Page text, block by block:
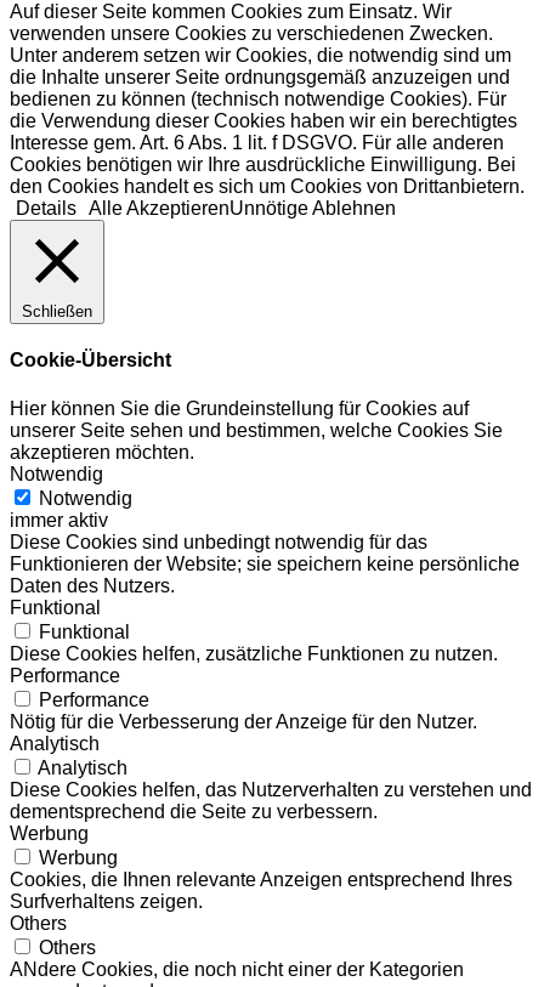
Auf dieser Seite kommen Cookies zum Einsatz. Wir
verwenden unsere Cookies zu verschiedenen Zwecken.
Unter anderem setzen wir Cookies, die notwendig sind um
die Inhalte unserer Seite ordnungsgemäß anzuzeigen und
bedienen zu können (technisch notwendige Cookies). Für
die Verwendung dieser Cookies haben wir ein berechtigtes
Interesse gem. Art. 6 Abs. 1 lit. f DSGVO. Für alle anderen
Cookies benötigen wir Ihre ausdrückliche Einwilligung. Bei
den Cookies handelt es sich um Cookies von Drittanbietern.
Details Alle AkzeptierenUnnötige Ablehnen
Schließen
Cookie-Übersicht
Hier können Sie die Grundeinstellung für Cookies auf
unserer Seite sehen und bestimmen, welche Cookies Sie
akzeptieren möchten.
Notwendig
Notwendig
immer aktiv
Diese Cookies sind unbedingt notwendig für das
Funktionieren der Website; sie speichern keine persönliche
Daten des Nutzers.
Funktional
Funktional
Diese Cookies helfen, zusätzliche Funktionen zu nutzen.
Performance
Performance
Nötig für die Verbesserung der Anzeige für den Nutzer.
Analytisch
Analytisch
Diese Cookies helfen, das Nutzerverhalten zu verstehen und
dementsprechend die Seite zu verbessern.
Werbung
Werbung
Cookies, die Ihnen relevante Anzeigen entsprechend Ihres
Surfverhaltens zeigen.
Others
Others
ANdere Cookies, die noch nicht einer der Kategorien